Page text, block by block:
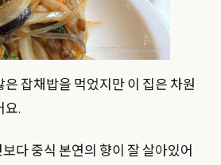
잡채밥을 먹었지만 이 집은 차원
요.
다 중식 본연의 향이 잘 살아있어